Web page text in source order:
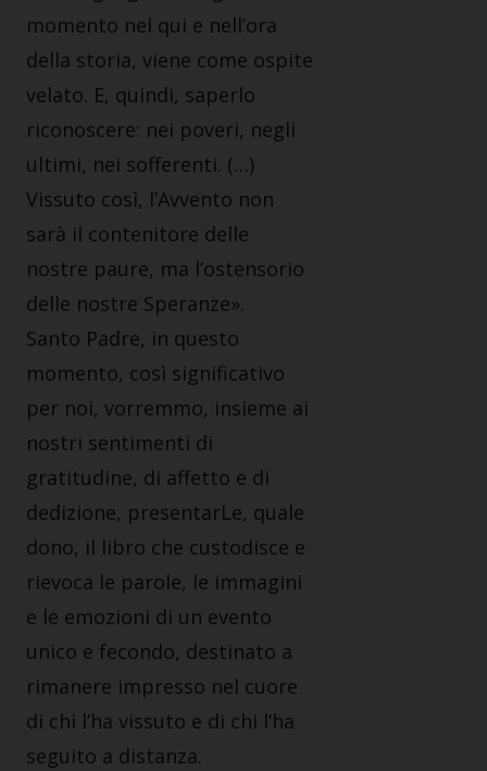
momento nel qui e nell’ora
della storia, viene come ospite
velato. E, quindi, saperlo
riconoscere: nei poveri, negli
ultimi, nei sofferenti. (…)
Vissuto così, l’Avvento non
sarà il contenitore delle
nostre paure, ma l’ostensorio
delle nostre Speranze».
Santo Padre, in questo
momento, così significativo
per noi, vorremmo, insieme ai
nostri sentimenti di
gratitudine, di affetto e di
dedizione, presentarLe, quale
dono, il libro che custodisce e
rievoca le parole, le immagini
e le emozioni di un evento
unico e fecondo, destinato a
rimanere impresso nel cuore
di chi l’ha vissuto e di chi l’ha
seguito a distanza.